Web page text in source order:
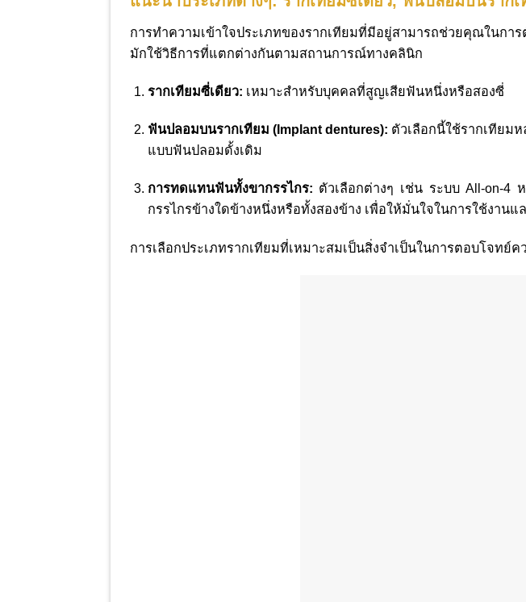
การทำความเข้าใจประเภทของรากเทียมที่มีอยู่สามารถช่วยคุณในก
มักใช้วิธีการที่แตกต่างกันตามสถานการณ์ทางคลินิก
รากเทียมซี่เดียว: เหมาะสำหรับบุคคลที่สูญเสียฟันหนึ่งหรือสองซี่
ฟันปลอมบนรากเทียม (Implant dentures): ตัวเลือกนี้ใช้รากเทียม
แบบฟันปลอมดั้งเดิม
การทดแทนฟันทั้งขากรรไกร: ตัวเลือกต่างๆ เช่น ระบบ All-on-
กรรไกรข้างใดข้างหนึ่งหรือทั้งสองข้าง เพื่อให้มั่นใจในการใช้งานแ
การเลือกประเภทรากเทียมที่เหมาะสมเป็นสิ่งจำเป็นในการตอบโจท